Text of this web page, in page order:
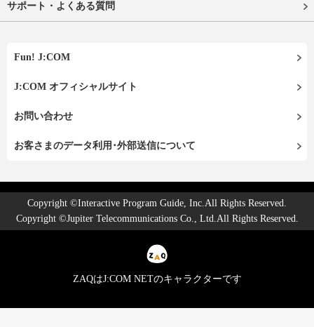
サポート・よくある質問
Fun! J:COM
J:COM オフィシャルサイト
お問い合わせ
お客さまのデータ利用･外部送信について
Copyright ©Interactive Program Guide, Inc.All Rights Reserved.
Copyright ©Jupiter Telecommunications Co., Ltd.All Rights Reserved.
ZAQはJ:COM NETのキャラクターです